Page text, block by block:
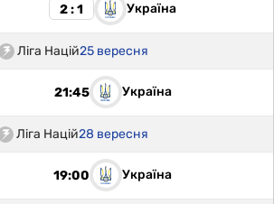
2 : 1 Україна
Ліга Націй25 вересня
21:45 Україна
Ліга Націй28 вересня
19:00 Україна